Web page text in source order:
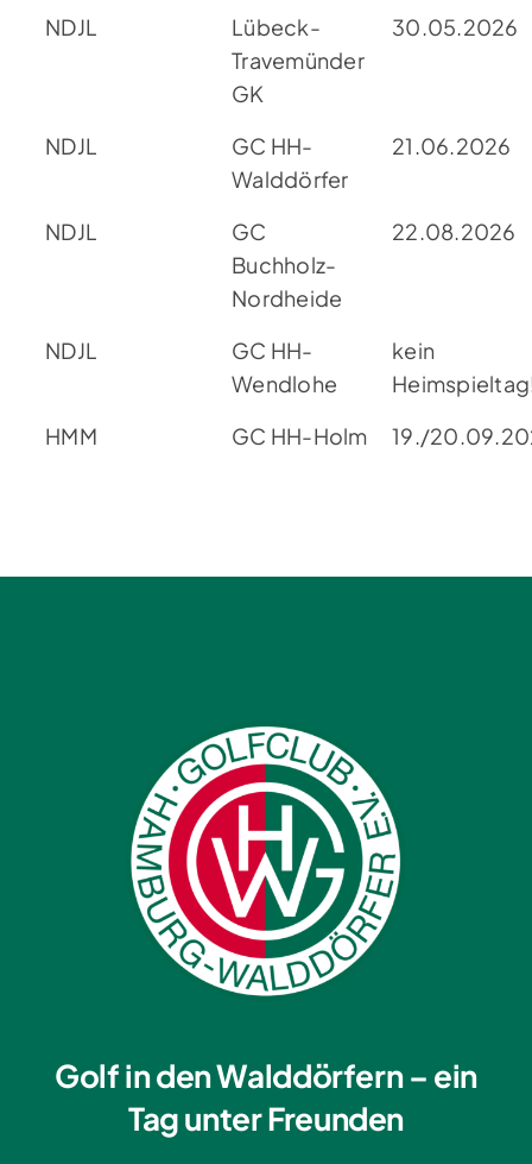
NDJL
Lübeck-
Travemünder
GK
30.05.2026
NDJL
GC HH-
Walddörfer
21.06.2026
NDJL
GC
Buchholz-
Nordheide
22.08.2026
NDJL
GC HH-
Wendlohe
kein
HMM
GC HH-Holm 19./
Golf in den Walddörfern – ein
Tag unter Freunden